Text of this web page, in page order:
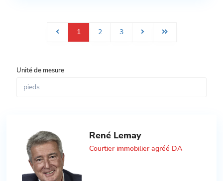
1 2 3
Unité de mesure
René Lemay
Courtier immobilier agréé DA